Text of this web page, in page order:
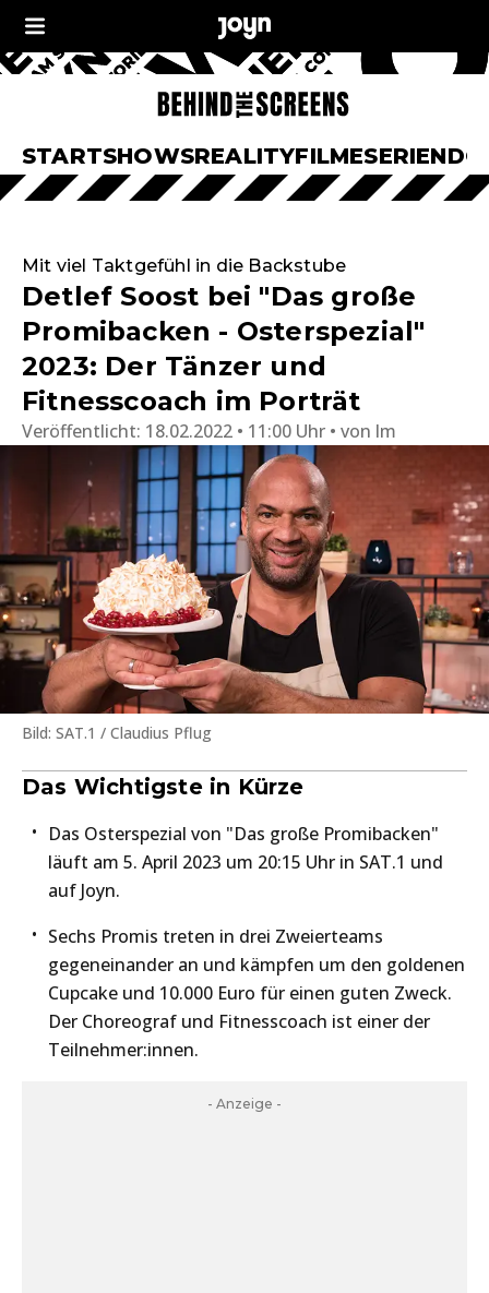
STARTSHOWSREALITYFILMESERIEN
Mit viel Taktgefühl in die Backstube
Detlef Soost bei "Das große
Promibacken - Osterspezial"
2023: Der Tänzer und
Fitnesscoach im Porträt
Veröffentlicht: 18.02.2022 • 11:00 Uhr von lm
Bild: SAT.1 / Claudius Pflug
Das Wichtigste in Kürze
Das Osterspezial von "Das große Promibacken"
läuft am 5. April 2023 um 20:15 Uhr in SAT.1 und
auf Joyn.
Sechs Promis treten in drei Zweierteams
gegeneinander an und kämpfen um den goldenen
Cupcake und 10.000 Euro für einen guten Zweck.
Der Choreograf und Fitnesscoach ist einer der
Teilnehmer:innen.
- Anzeige -